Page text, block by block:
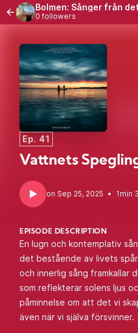
Bolmen: Sånger från
0 followers
Ep. 41
Vattnets
• 1min
EPISODE DESCRIPTION
En lugn och kontemplativ
det bestående av livets
och innerlig sång framkallar
som reflekterar solens ljus
påminnelse om att det vi
även när vi själva försvinner.